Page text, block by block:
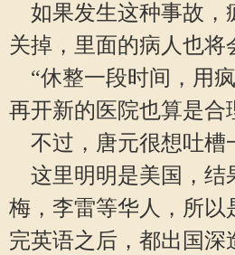
如果发生这种事故，
关掉，里面的病人也将
“休整一段时间，用
再开新的医院也算是合
不过，唐元很想吐槽
这里明明是美国，结
梅，李雷等华人，所以
完英语之后，都出国深